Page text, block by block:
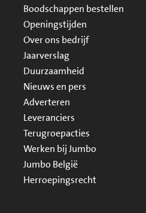
Boodschappen bestellen
Openingstijden
Over ons bedrijf
Jaarverslag
Duurzaamheid
Nieuws en pers
Adverteren
Leveranciers
Terugroepacties
Werken bij Jumbo
Jumbo België
Herroepingsrecht